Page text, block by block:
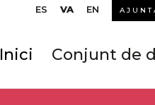
ES VA EN
Inici Conjunt de